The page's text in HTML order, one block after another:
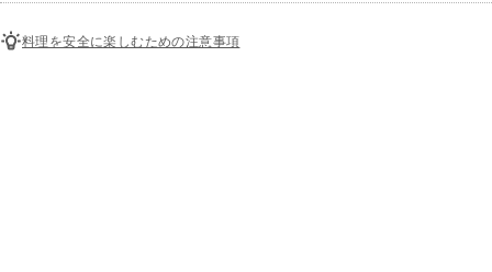
料理を安全に楽しむための注意事項